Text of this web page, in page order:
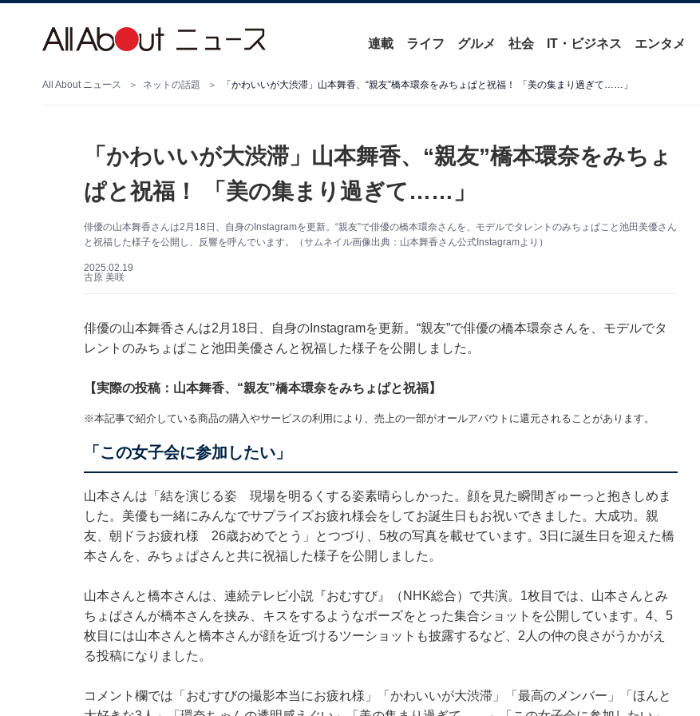
連載 ライフ グルメ 社会 IT・ビジネス エンタメ
All About ニュース ネットの話題 「かわいいが大渋滞」山本舞香、“親友”橋本環奈をみちょぱと祝福！ 「美の集まり過ぎて……」
「かわいいが大渋滞」山本舞香、“親友”橋本環奈をみちょ
ぱと祝福！ 「美の集まり過ぎて……」
俳優の山本舞香さんは2月18日、自身のInstagramを更新。“親友”で俳優の橋本環奈さんを、モデルでタレントのみちょぱこと池田美優さん
と祝福した様子を公開し、反響を呼んでいます。（サムネイル画像出典：山本舞香さん公式Instagramより）
2025.02.19
古原 美咲
俳優の山本舞香さんは2月18日、自身のInstagramを更新。“親友”で俳優の橋本環奈さんを、モデルでタ
レントのみちょぱこと池田美優さんと祝福した様子を公開しました。
【実際の投稿：山本舞香、“親友”橋本環奈をみちょぱと祝福】
※本記事で紹介している商品の購入やサービスの利用により、売上の一部がオールアバウトに還元されることがあります。
「この女子会に参加したい」
山本さんは「結を演じる姿 現場を明るくする姿素晴らしかった。顔を見た瞬間ぎゅーっと抱きしめま
した。美優も一緒にみんなでサプライズお疲れ様会をしてお誕生日もお祝いできました。大成功。親
友、朝ドラお疲れ様 26歳おめでとう」とつづり、5枚の写真を載せています。3日に誕生日を迎えた橋
本さんを、みちょぱさんと共に祝福した様子を公開しました。
山本さんと橋本さんは、連続テレビ小説『おむすび』（NHK総合）で共演。1枚目では、山本さんとみ
ちょぱさんが橋本さんを挟み、キスをするようなポーズをとった集合ショットを公開しています。4、5
枚目には山本さんと橋本さんが顔を近づけるツーショットも披露するなど、2人の仲の良さがうかがえ
る投稿になりました。
コメント欄では「おむすびの撮影本当にお疲れ様」「かわいいが大渋滞」「最高のメンバー」「ほんと